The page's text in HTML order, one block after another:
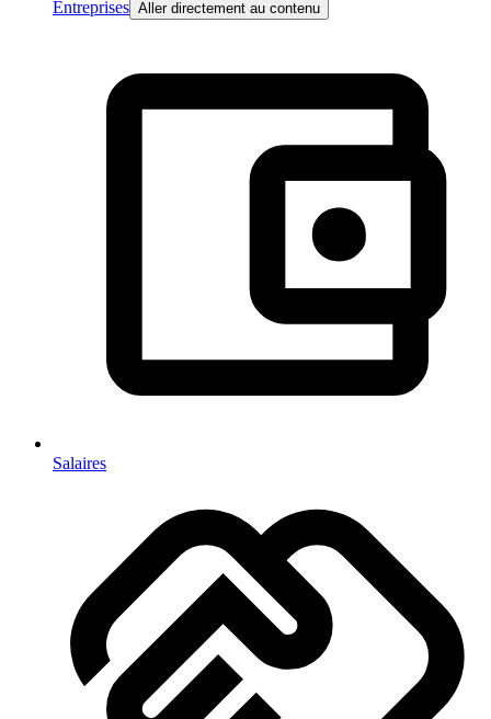
Entreprises Aller directement au contenu
Salaires